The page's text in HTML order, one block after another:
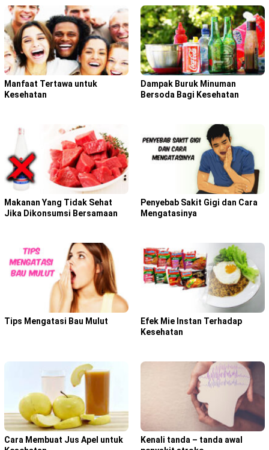
Manfaat Tertawa untuk
Kesehatan
Dampak Buruk Minuman
Bersoda Bagi Kesehatan
Makanan Yang Tidak Sehat
Jika Dikonsumsi Bersamaan
Penyebab Sakit Gigi dan Cara
Mengatasinya
Tips Mengatasi Bau Mulut
Efek Mie Instan Terhadap
Kesehatan
Cara Membuat Jus Apel untuk
Kenali tanda – tanda awal